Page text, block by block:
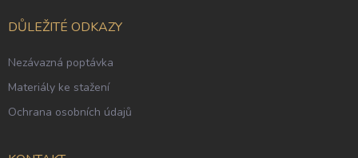
DŮLEŽITÉ ODKAZY
Nezávazná poptávka
Materiály ke stažení
Ochrana osobních údajů